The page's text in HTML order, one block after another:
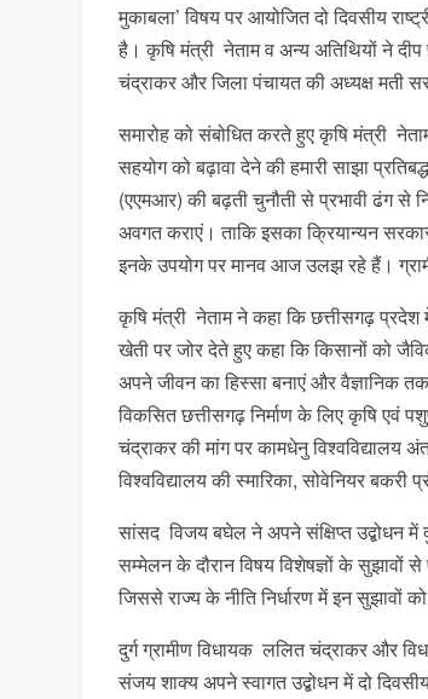
मुकाबला’ विषय पर आयोजित दो दिवसीय
है। कृषि मंत्री नेताम व अन्य अतिथियों ने
चंद्राकर और जिला पंचायत की अध्यक्ष मती
समारोह को संबोधित करते हुए कृषि मंत्री
सहयोग को बढ़ावा देने की हमारी साझा
(एएमआर) की बढ़ती चुनौती से प्रभावी ढंग से
अवगत कराएं। ताकि इसका क्रियान्यन
इनके उपयोग पर मानव आज उलझ रहे हैं।
कृषि मंत्री नेताम ने कहा कि छत्तीसगढ़
खेती पर जोर देते हुए कहा कि किसानों को
अपने जीवन का हिस्सा बनाएं और वैज्ञानिक
विकसित छत्तीसगढ़ निर्माण के लिए कृषि एवं
चंद्राकर की मांग पर कामधेनु विश्वविद्यालय
विश्वविद्यालय की स्मारिका, सोवेनियर
सांसद विजय बघेल ने अपने संक्षिप्त उद्बोधन
सम्मेलन के दौरान विषय विशेषज्ञों के सुझावों
जिससे राज्य के नीति निर्धारण में इन सुझावों
दुर्ग ग्रामीण विधायक ललित चंद्राकर और
संजय शाक्य अपने स्वागत उद्बोधन में दो